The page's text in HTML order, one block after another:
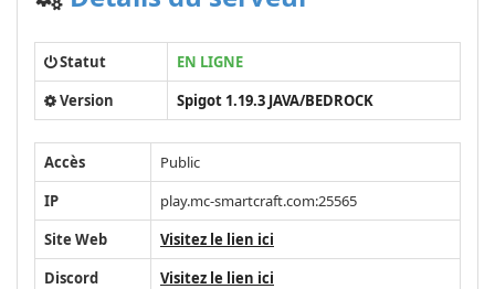
Statut
EN LIGNE
Version
Spigot 1.19.3 JAVA/BEDROCK
Accès
Public
IP
play.mc-smartcraft.com:25565
Site Web
Visitez le lien ici
Discord
Visitez le lien ici